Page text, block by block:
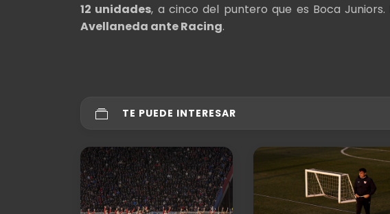
12 unidades, a cinco del puntero que es Boca Juniors.
Avellaneda ante Racing.
TE PUEDE INTERESAR